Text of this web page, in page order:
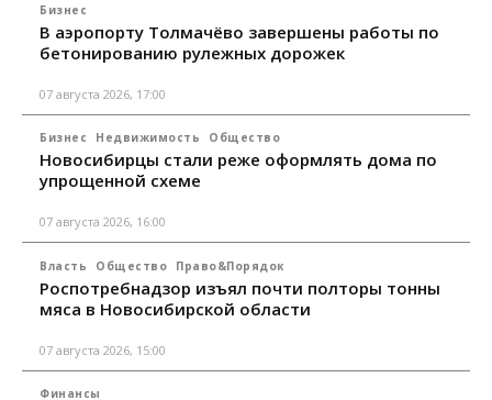
Бизнес
В аэропорту Толмачёво завершены работы по
бетонированию рулежных дорожек
07 августа 2026, 17:00
Бизнес Недвижимость Общество
Новосибирцы стали реже оформлять дома по
упрощенной схеме
07 августа 2026, 16:00
Власть Общество Право&Порядок
Роспотребнадзор изъял почти полторы тонны
мяса в Новосибирской области
07 августа 2026, 15:00
Финансы